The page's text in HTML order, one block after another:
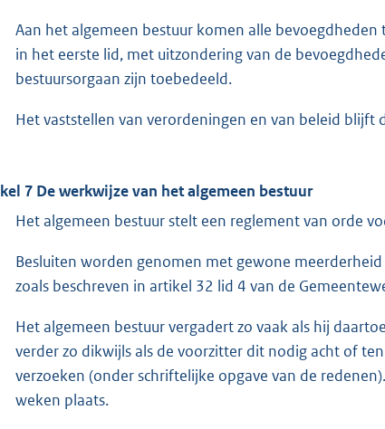
Aan het algemeen bestuur komen alle
in het eerste lid, met uitzondering van de
bestuursorgaan zijn toebedeeld.
Het vaststellen van verordeningen en van beleid
7 De werkwijze van het algemeen bestuur
Het algemeen bestuur stelt een reglement van orde
Besluiten worden genomen met gewone
zoals beschreven in artikel 32 lid 4 van de
Het algemeen bestuur vergadert zo vaak als hij
verder zo dikwijls als de voorzitter dit nodig acht of
verzoeken (onder schriftelijke opgave van de
weken plaats.